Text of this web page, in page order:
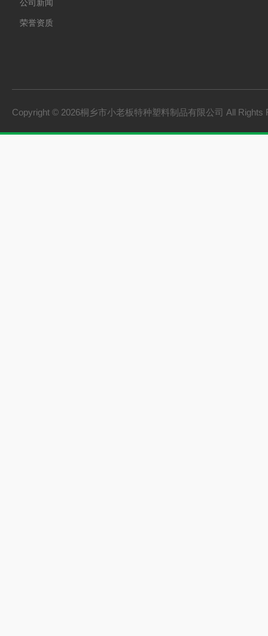
公司新闻
荣誉资质
Copyright © 2026桐乡市小老板特种塑料制品有限公司 All